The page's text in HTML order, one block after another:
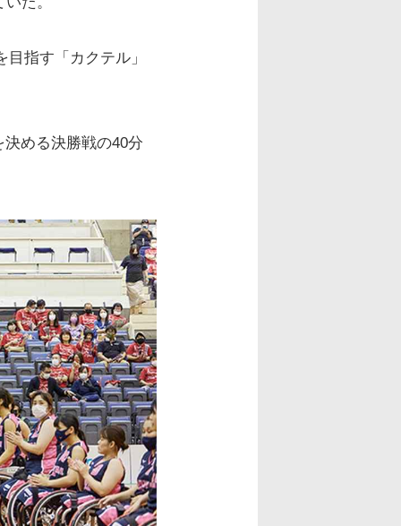
指す「カクテル」
める決勝戦の40分